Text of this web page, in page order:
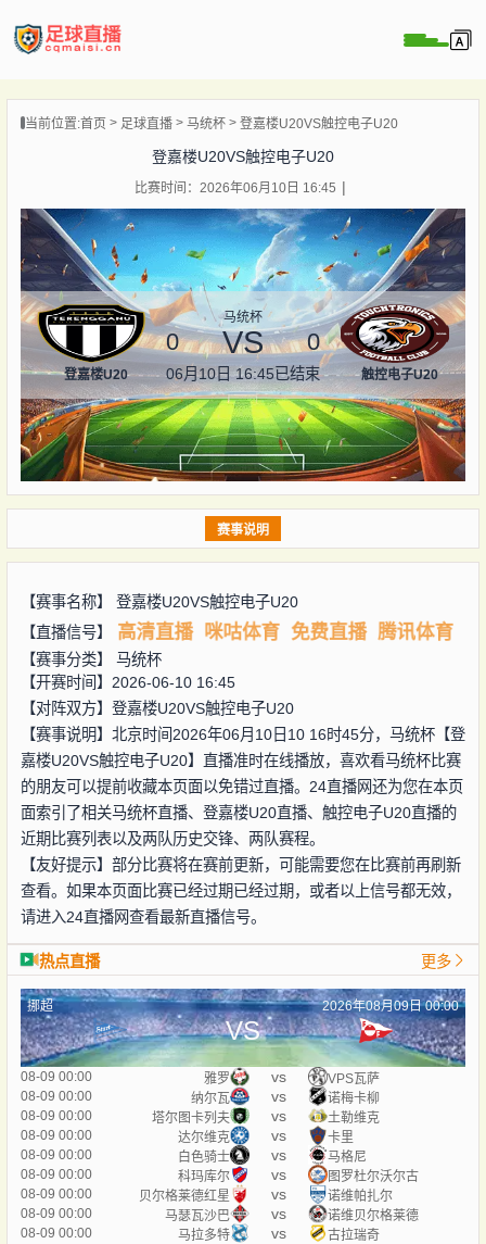
播
闻
当前位置:首页 足球直播 马统杯 登嘉楼U20VS触控电子U20
登嘉楼U20VS触控电子U20
比赛时间：2026年06月10日 16:45
登嘉楼U20
马统杯
0 VS 0
06月10日 16:45已结束 触控电子U20
赛事说明
【赛事名称】 登嘉楼U20VS触控电子U20
【直播信号】
高清直播 咪咕体育 免费直播 腾讯体育
【赛事分类】 马统杯
【开赛时间】2026-06-10 16:45
【对阵双方】 登嘉楼U20VS触控电子U20
【赛事说明】北京时间2026年06月10日10 16时45分，马统杯【登
嘉楼U20VS触控电子U20】直播准时在线播放，喜欢看马统杯比赛
的朋友可以提前收藏本页面以免错过直播。24直播网还为您在本页
面索引了相关马统杯直播、登嘉楼U20直播、触控电子U20直播的
近期比赛列表以及两队历史交锋、两队赛程。
【友好提示】部分比赛将在赛前更新，可能需要您在比赛前再刷新
查看。如果本页面比赛已经过期已经过期，或者以上信号都无效，
请进入24直播网查看最新直播信号。
热点直播 更多
挪超 2026年08月09日 00:00
VS
08-09 00:00 雅罗 vs
VPS瓦萨
08-09 00:00
纳尔瓦 vs
诺梅卡柳
08-09 00:00
塔尔图卡列夫 vs
土勒维克
08-09 00:00
达尔维克 vs
卡里
08-09 00:00
白色骑士 vs
马格尼
08-09 00:00
科玛库尔 vs
图罗杜尔沃尔古
08-09 00:00
贝尔格莱德红星 vs
诺维帕扎尔
08-09 00:00
马瑟瓦沙巴 vs
诺维贝尔格莱德
08-09 00:00
马拉多特 vs 古拉瑞奇